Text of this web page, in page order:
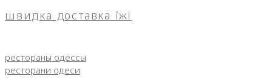
швидка доставка їжі
рестораны одессы
ресторани одеси